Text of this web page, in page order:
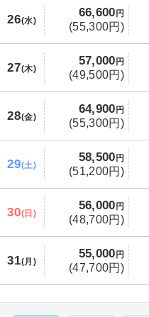
26(水)
66,600 円
(55,300円)
27(木)
57,000 円
(49,500円)
28(金)
64,900 円
(55,300円)
29(土)
58,500 円
(51,200円)
30(日)
56,000 円
(48,700円)
31(月)
55,000 円
(47,700円)